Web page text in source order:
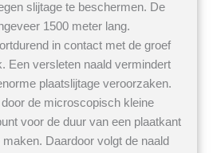
slijtage te beschermen. De
1500 meter lang.
in contact met de groef
Een versleten naald vermindert
plaatslijtage veroorzaken.
de microscopisch kleine
voor de duur van een plaatkant
Daardoor volgt de naald